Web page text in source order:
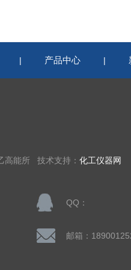
| 产品中心 |
高能所 技术支持： 化工仪器网
QQ：
邮箱：